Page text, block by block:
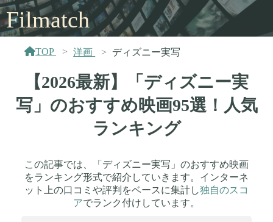
Filmatch
TOP 洋画 ディズニー実写
【2026最新】「ディズニー実
写」のおすすめ映画95選！人気
ランキング
この記事では、「ディズニー実写」のおすすめ映画
をランキング形式で紹介していきます。インターネ
ット上の口コミや評判をベースに集計し独自のスコ
アでランク付けしています。